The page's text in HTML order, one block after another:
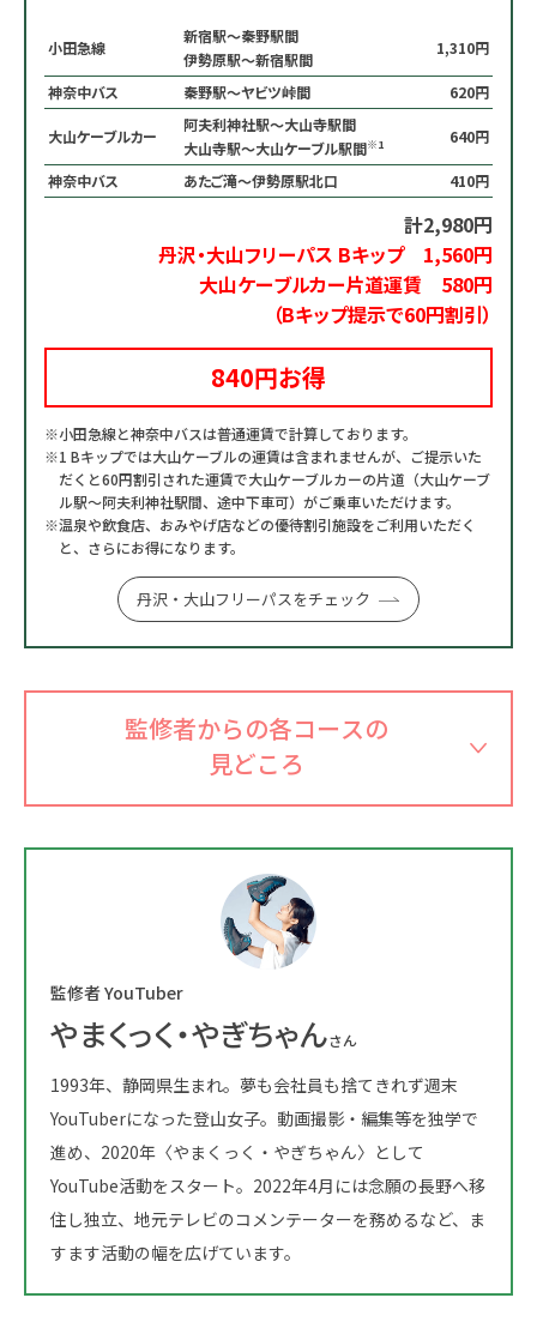
小田急線
新宿駅〜秦野駅間
伊勢原駅～新宿駅間
1,310円
神奈中バス 秦野駅〜ヤビツ峠間 620円
大山ケーブルカー
阿夫利神社駅～大山寺駅間
大山寺駅～大山ケーブル駅間※1 640円
神奈中バス あたご滝～伊勢原駅北口 410円
計2,980円
丹沢・大山フリーパス Bキップ 1,560円
大山ケーブルカー片道運賃 580円
（Bキップ提示で60円割引）
840円お得
※小田急線と神奈中バスは普通運賃で計算しております。
※1 Bキップでは大山ケーブルの運賃は含まれませんが、ご提示いた
だくと60円割引された運賃で大山ケーブルカーの片道（大山ケーブ
ル駅～阿夫利神社駅間、途中下車可）がご乗車いただけます。
※温泉や飲食店、おみやげ店などの優待割引施設をご利用いただく
と、さらにお得になります。
丹沢・大山フリーパスをチェック
監修者からの各コースの
見どころ
監修者 YouTuber
やまくっく・やぎちゃんさん
1993年、静岡県生まれ。夢も会社員も捨てきれず週末
YouTuberになった登山女子。動画撮影・編集等を独学で
進め、2020年〈やまくっく・やぎちゃん〉として
YouTube活動をスタート。2022年4月には念願の長野へ移
住し独立、地元テレビのコメンテーターを務めるなど、ま
すます活動の幅を広げています。